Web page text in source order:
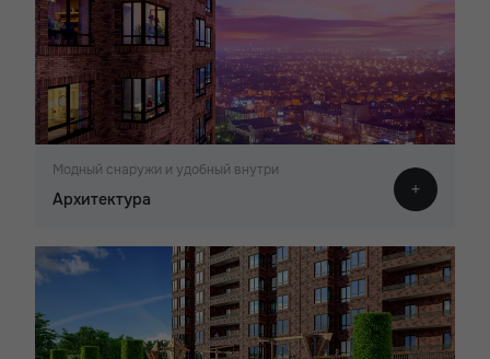
Модный снаружи и удобный внутри
Архитектура